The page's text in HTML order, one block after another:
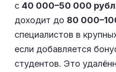
с 40 000–50 000
доходит до 80
специалистов в
если добавляется
студентов. Это